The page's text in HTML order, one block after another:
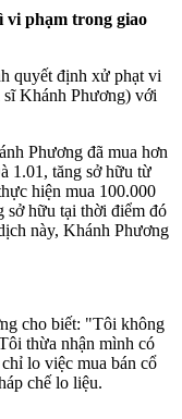
vi phạm trong giao
quyết định xử phạt vi
sĩ Khánh Phương) với
Phương đã mua hơn
1.01, tăng sở hữu từ
hiện mua 100.000
sở hữu tại thời điểm đó
này, Khánh Phương
cho biết: "Tôi không
thừa nhận mình có
lo việc mua bán cổ
chế lo liệu.